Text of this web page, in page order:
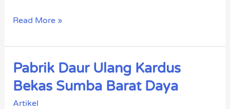
Read More »
Pabrik Daur Ulang Kardus
Bekas Sumba Barat Daya
Artikel
Pabrik
Daur
Ulang
Kardus